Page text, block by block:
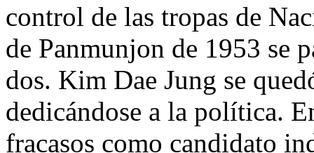
control de las tropas de
de Panmunjon de 1953 se
dos. Kim Dae Jung se
dedicándose a la política.
fracasos como candidato